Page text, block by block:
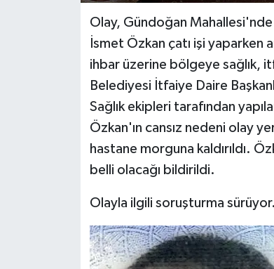
Olay, Gündoğan
İsmet Özkan çatı işi yaparken
ihbar üzerine bölgeye sağlık,
Belediyesi İtfaiye Daire
Sağlık ekipleri tarafından
Özkan'ın cansız nedeni olay
hastane morguna kaldırıldı.
belli olacağı bildirildi.
Olayla ilgili soruşturma sürüyor.